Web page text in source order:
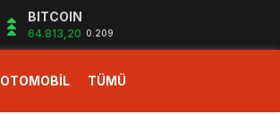
BITCOIN
64.813,20 0.209
OTOMOBİL TÜMÜ